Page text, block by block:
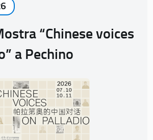
“Chinese voices
a Pechino